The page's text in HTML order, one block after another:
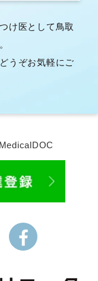
け医として鳥取
うぞお気軽にご